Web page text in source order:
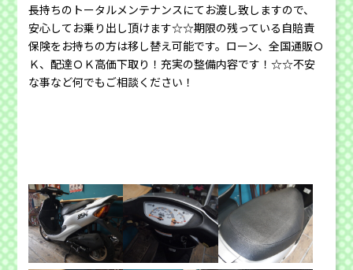
長持ちのトータルメンテナンスにてお渡し致しますので、
安心してお乗り出し頂けます☆☆期限の残っている自賠責
保険をお持ちの方は移し替え可能です。ローン、全国通販Ｏ
Ｋ、配達ＯＫ高価下取り！充実の整備内容です！☆☆不安
な事など何でもご相談ください！